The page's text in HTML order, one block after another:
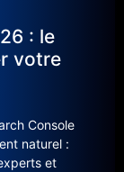
: le
votre
Console
naturel :
et